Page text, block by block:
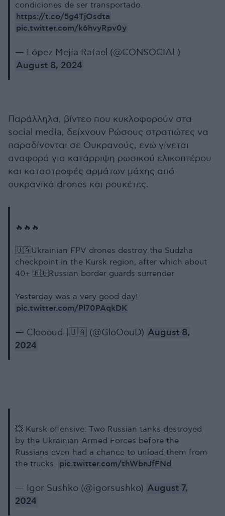
condiciones de ser transportado.
https://t.co/5g4TjOsdta
pic.twitter.com/k6hvyRpv0y
— López Mejía Rafael (@CONSOCIAL)
August 8, 2024
Παράλληλα, βίντεο που κυκλοφορούν στα
social media, δείχνουν Ρώσους στρατιώτες να
παραδίνονται σε Ουκρανούς, ενώ γίνεται
αναφορά για κατάρριψη ρωσικού ελικοπτέρου
και καταστροφές αρμάτων μάχης από
ουκρανικά drones και ρουκέτες.
🔥🔥🔥
🇺🇦Ukrainian FPV drones destroy the Sudzha
checkpoint in the Kursk region, after which about
40+ 🇷🇺Russian border guards surrender
Yesterday was a very good day!
pic.twitter.com/Pl70PAqkDK
— Cloooud |🇺🇦 (@GloOouD) August 8,
2024
💥 Kursk offensive: Two Russian tanks destroyed
by the Ukrainian Armed Forces before the
Russians even had a chance to unload them from
the trucks. pic.twitter.com/thWbnJfFNd
— Igor Sushko (@igorsushko) August 7,
2024